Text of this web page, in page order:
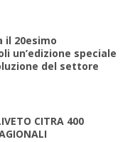
il 20esimo
un’edizione speciale
del settore
CITRA 400